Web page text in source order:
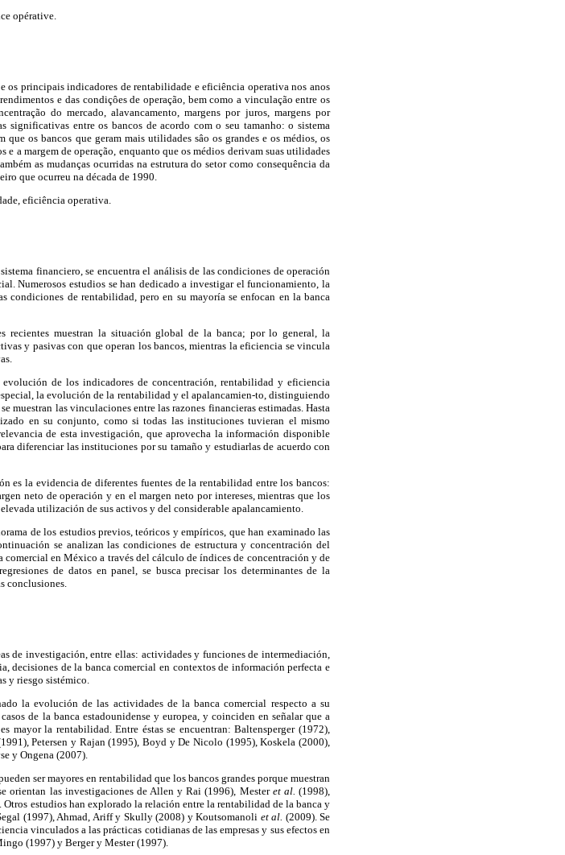
opérative.
os principais indicadores de rentabilidade e eficiência operativa nos anos
e das condiçôes de operação, bem como a vinculação entre os
do mercado, alavancamento, margens por juros, margens por
significativas entre os bancos de acordo com o seu tamanho: o sistema
os bancos que geram mais utilidades sâo os grandes e os médios, os
a margem de operação, enquanto que os médios derivam suas utilidades
as mudanças ocurridas na estrutura do setor como consequência da
que ocurreu na década de 1990.
eficiência operativa.
financiero, se encuentra el análisis de las condiciones de operación
Numerosos estudios se han dedicado a investigar el funcionamiento, la
condiciones de rentabilidad, pero en su mayoría se enfocan en la banca
recientes muestran la situación global de la banca; por lo general, la
y pasivas con que operan los bancos, mientras la eficiencia se vincula
de los indicadores de concentración, rentabilidad y eficiencia
la evolución de la rentabilidad y el apalancamien-to, distinguiendo
muestran las vinculaciones entre las razones financieras estimadas. Hasta
en su conjunto, como si todas las instituciones tuvieran el mismo
de esta investigación, que aprovecha la información disponible
diferenciar las instituciones por su tamaño y estudiarlas de acuerdo con
es la evidencia de diferentes fuentes de la rentabilidad entre los bancos:
neto de operación y en el margen neto por intereses, mientras que los
utilización de sus activos y del considerable apalancamiento.
de los estudios previos, teóricos y empíricos, que han examinado las
se analizan las condiciones de estructura y concentración del
en México a través del cálculo de índices de concentración y de
de datos en panel, se busca precisar los determinantes de la
conclusiones.
de investigación, entre ellas: actividades y funciones de intermediación,
decisiones de la banca comercial en contextos de información perfecta e
y riesgo sistémico.
la evolución de las actividades de la banca comercial respecto a su
de la banca estadounidense y europea, y coinciden en señalar que a
mayor la rentabilidad. Entre éstas se encuentran: Baltensperger (1972),
Petersen y Rajan (1995), Boyd y De Nicolo (1995), Koskela (2000),
y Ongena (2007).
ser mayores en rentabilidad que los bancos grandes porque muestran
orientan las investigaciones de Allen y Rai (1996), Mesteret al. (1998),
estudios han explorado la relación entre la rentabilidad de la banca y
(1997), Ahmad, Ariff y Skully (2008) y Koutsomanoli et al. (2009). Se
vinculados a las prácticas cotidianas de las empresas y sus efectos en
(1997) y Berger y Mester (1997).